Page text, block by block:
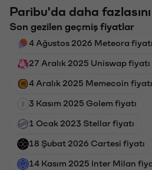
Paribu'da daha
Son gezilen geçmiş fiyatlar
4 Ağustos 2026 Meteora fiyatı
27 Aralık 2025 Uniswap fiyatı
4 Aralık 2025 Memecoin fiyatı
3 Kasım 2025 Golem fiyatı
1 Ocak 2023 Stellar fiyatı
18 Şubat 2026 Cartesi fiyatı
14 Kasım 2025 Inter Milan